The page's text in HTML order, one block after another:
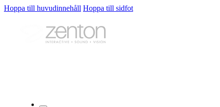
Hoppa till huvudinnehåll Hoppa till sidfot